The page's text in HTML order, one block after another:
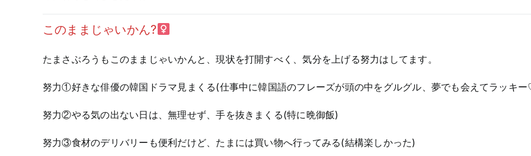
このままじゃいかん?‍
たまさぶろうもこのままじゃいかんと、現状を打開すべく、気分を上げる努力はしてます。
努力①好きな俳優の韓国ドラマ見まくる(仕事中に韓国語のフレーズが頭の中をグルグル、夢でも会えてラッキ
努力②やる気の出ない日は、無理せず、手を抜きまくる(特に晩御飯)
努力③食材のデリバリーも便利だけど、たまには買い物へ行ってみる(結構楽しかった)